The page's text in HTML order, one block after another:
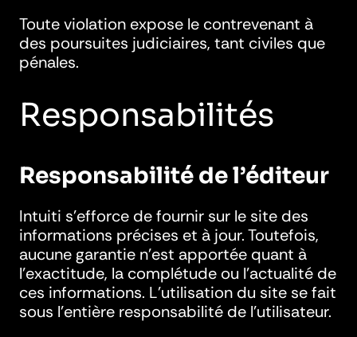
Toute violation expose le contrevenant à
des poursuites judiciaires, tant civiles que
pénales.
Responsabilités
Responsabilité de l’éditeur
Intuiti s’efforce de fournir sur le site des
informations précises et à jour. Toutefois,
aucune garantie n’est apportée quant à
l’exactitude, la complétude ou l’actualité de
ces informations. L’utilisation du site se fait
sous l’entière responsabilité de l’utilisateur.